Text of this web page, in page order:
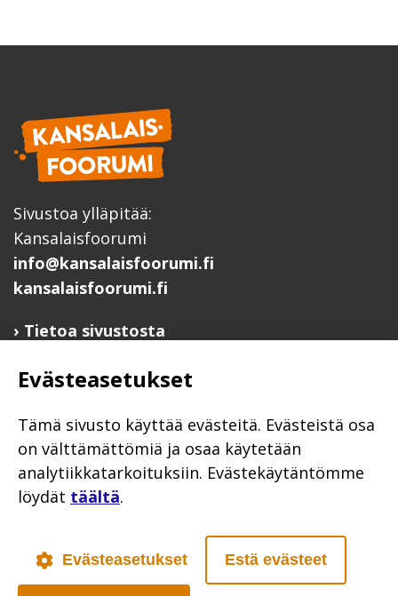
Sivustoa ylläpitää:
Kansalaisfoorumi
info@kansalaisfoorumi.fi
kansalaisfoorumi.fi
Tietoa sivustosta
Ilmoita järjestösi järjestöhakemistoon
Järjestötietäjä-testi
Anna palautetta
Saavutettavuusseloste
Evästekäytännöt
Evästeasetukset
Tämä sivusto käyttää evästeitä. Evästeistä osa
on välttämättömiä ja osaa käytetään
analytiikkatarkoituksiin. Evästekäytäntömme
löydät täältä.
Evästeasetukset Estä evästeet